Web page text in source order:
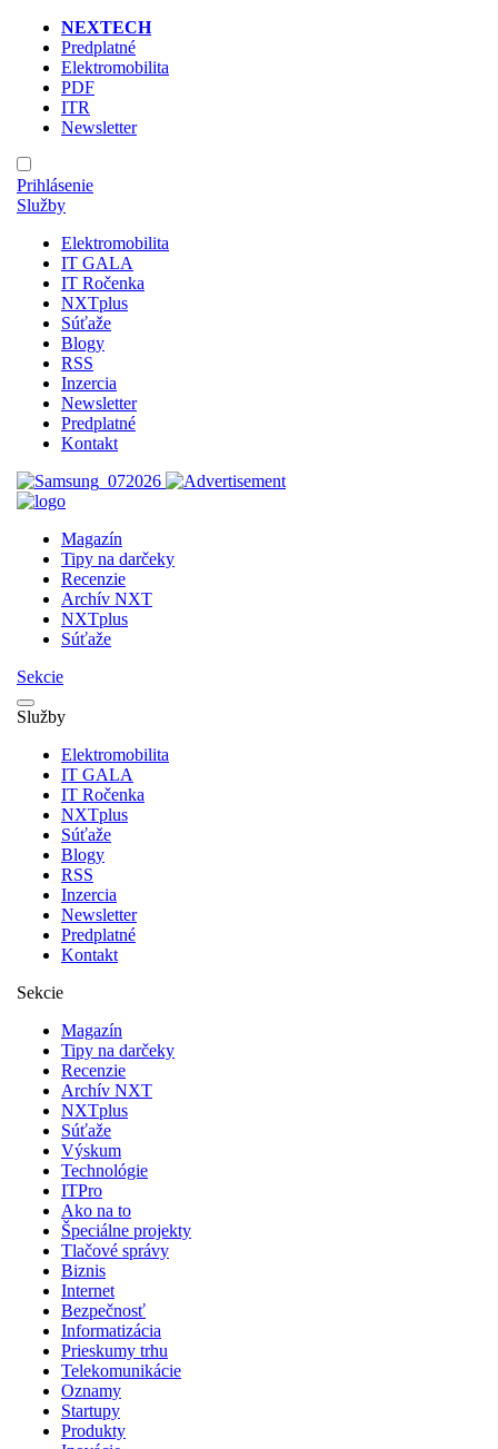
NEXTECH
Predplatné
Elektromobilita
PDF
ITR
Newsletter
Prihlásenie
Služby
Elektromobilita
IT GALA
IT Ročenka
NXTplus
Súťaže
Blogy
RSS
Inzercia
Newsletter
Predplatné
Kontakt
Magazín
Tipy na darčeky
Recenzie
Archív NXT
NXTplus
Súťaže
Sekcie
Služby
Elektromobilita
IT GALA
IT Ročenka
NXTplus
Súťaže
Blogy
RSS
Inzercia
Newsletter
Predplatné
Kontakt
Sekcie
Magazín
Tipy na darčeky
Recenzie
Archív NXT
NXTplus
Súťaže
Výskum
Technológie
ITPro
Ako na to
Špeciálne projekty
Tlačové správy
Biznis
Internet
Bezpečnosť
Informatizácia
Prieskumy trhu
Telekomunikácie
Oznamy
Startupy
Produkty